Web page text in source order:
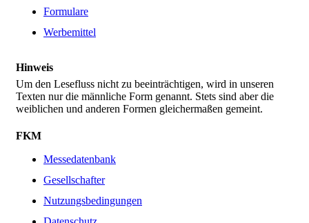
Formulare
Werbemittel
Hinweis
Um den Lesefluss nicht zu beeinträchtigen, wird in unseren
Texten nur die männliche Form genannt. Stets sind aber die
weiblichen und anderen Formen gleichermaßen gemeint.
FKM
Messedatenbank
Gesellschafter
Nutzungsbedingungen